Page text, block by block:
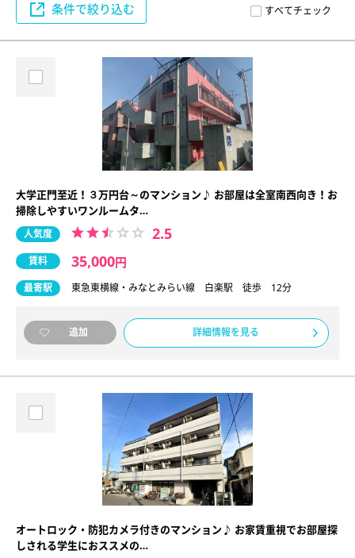
すべてチェック
条件で絞り込む
大学正門至近！３万円台～のマンション♪ お部屋は全室南西向き！お
掃除しやすいワンルームタ…
人気度 2.5
賃料 35,000円
最寄駅 東急東横線・みなとみらい線 白楽駅 徒歩 12分
追加 詳細情報を見る
オートロック・防犯カメラ付きのマンション♪ お家賃重視でお部屋探
しされる学生におススメの…